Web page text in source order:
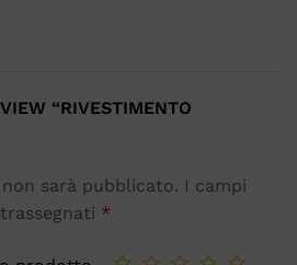
“RIVESTIMENTO
sarà pubblicato. I campi
*